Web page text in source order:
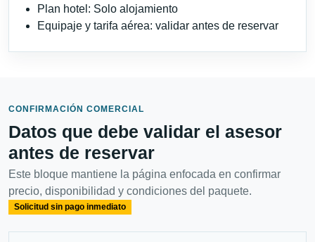
Plan hotel: Solo alojamiento
Equipaje y tarifa aérea: validar antes de reservar
CONFIRMACIÓN COMERCIAL
Datos que debe validar el asesor
antes de reservar
Este bloque mantiene la página enfocada en confirmar
precio, disponibilidad y condiciones del paquete.
Solicitud sin pago inmediato